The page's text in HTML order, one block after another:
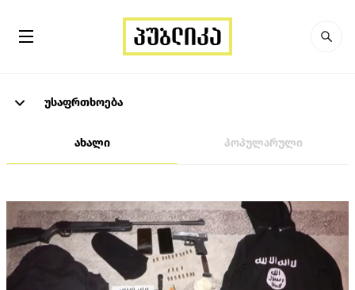
უსაფრთხოება
ახალი პოპულარული